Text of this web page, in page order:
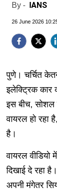
By - IANS
26 June 2026
पुणे। चर्चित
इलेक्ट्रिक
इस बीच, सोशल
वायरल हो रहा
है।
वायरल
दिखाई दे रहा
अपनी मंगेतर